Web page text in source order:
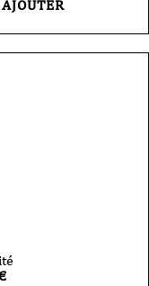
AJOUTER